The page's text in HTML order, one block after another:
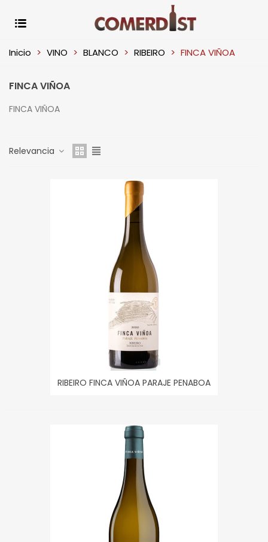
Inicio > VINO > BLANCO > RIBEIRO > FINCA VIÑOA
FINCA VIÑOA
FINCA VIÑOA
Relevancia
RIBEIRO FINCA VIÑOA PARAJE PENABOA